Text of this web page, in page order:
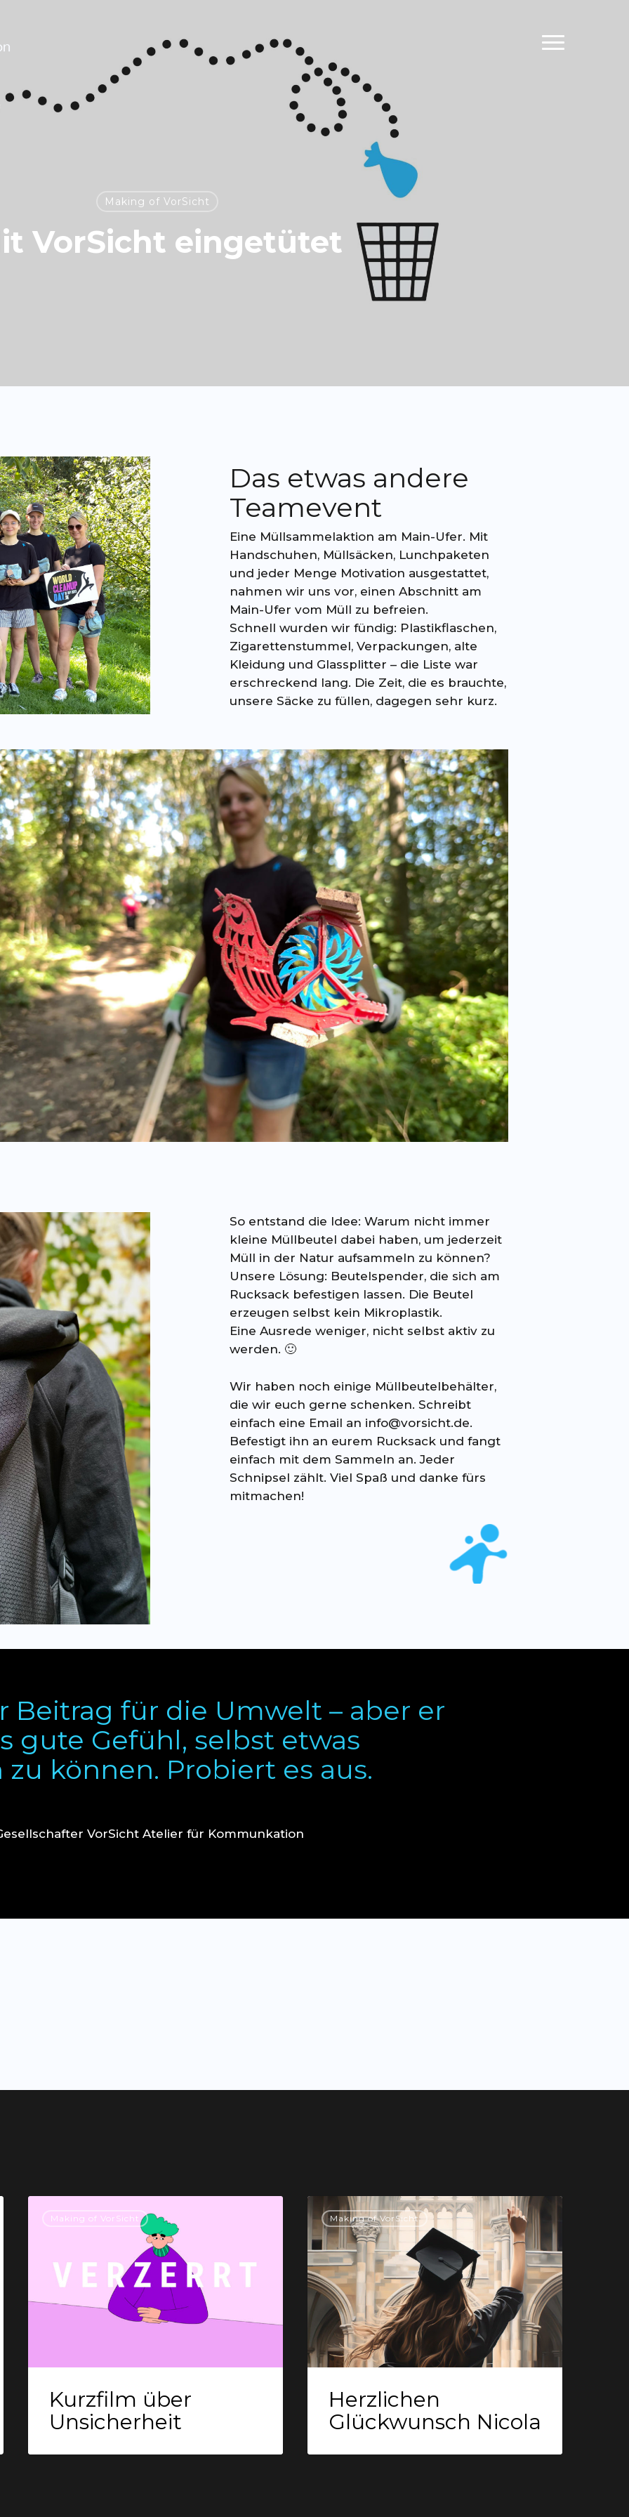
Menu
Making of VorSicht
VorSicht eingetütet
Das etwas andere
Teamevent
Eine Müllsammelaktion am Main-Ufer. Mit
Handschuhen, Müllsäcken, Lunchpaketen
und jeder Menge Motivation ausgestattet,
nahmen wir uns vor, einen Abschnitt am
Main-Ufer vom Müll zu befreien.
Schnell wurden wir fündig: Plastikflaschen,
Zigarettenstummel, Verpackungen, alte
Kleidung und Glassplitter – die Liste war
erschreckend lang. Die Zeit, die es brauchte,
unsere Säcke zu füllen, dagegen sehr kurz.
So entstand die Idee: Warum nicht immer
kleine Müllbeutel dabei haben, um jederzeit
Müll in der Natur aufsammeln zu können?
Unsere Lösung: Beutelspender, die sich am
Rucksack befestigen lassen. Die Beutel
erzeugen selbst kein Mikroplastik.
Eine Ausrede weniger, nicht selbst aktiv zu
werden. 🙂
Wir haben noch einige Müllbeutelbehälter,
die wir euch gerne schenken. Schreibt
einfach eine Email an info@vorsicht.de.
Befestigt ihn an eurem Rucksack und fangt
einfach mit dem Sammeln an. Jeder
Schnipsel zählt. Viel Spaß und danke fürs
mitmachen!
Beitrag für die Umwelt – aber er
gute Gefühl, selbst etwas
können. Probiert es aus.
VorSicht Atelier für Kommunkation
Making of VorSicht
über
Kurzfilm über
Unsicherheit
Making of VorSicht
Herzlichen
Glückwunsch
Nicola
Herzlichen
Glückwunsch Nicola